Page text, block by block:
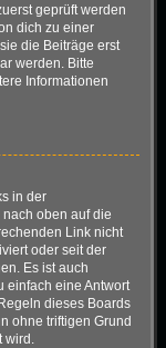
geprüft werden
dich zu einer
die Beiträge erst
werden. Bitte
Informationen
in der
oben auf die
Link nicht
oder seit der
Es ist auch
einfach eine Antwort
dieses Boards
ohne triftigen Grund